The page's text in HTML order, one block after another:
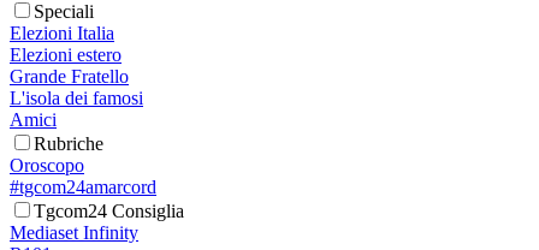
Speciali
Elezioni Italia
Elezioni estero
Grande Fratello
L'isola dei famosi
Amici
Rubriche
Oroscopo
#tgcom24amarcord
Tgcom24 Consiglia
Mediaset Infinity